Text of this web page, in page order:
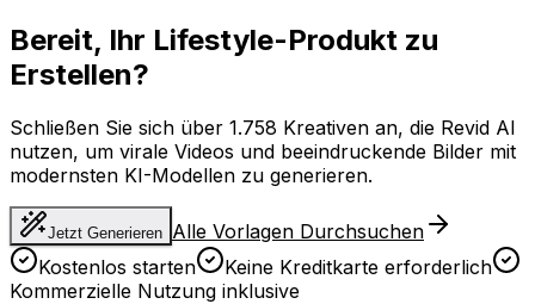
Bereit, Ihr Lifestyle-Produkt zu
Erstellen?
Schließen Sie sich über 1.758 Kreativen an, die Revid AI
nutzen, um virale Videos und beeindruckende Bilder mit
modernsten KI-Modellen zu generieren.
Jetzt Generieren Alle Vorlagen Durchsuchen
Kostenlos starten
Keine Kreditkarte erforderlich
Kommerzielle Nutzung inklusive